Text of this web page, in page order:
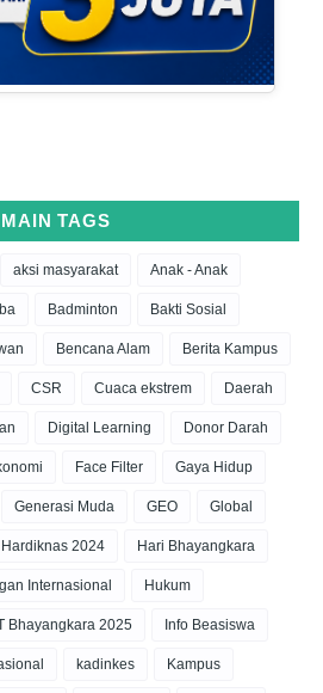
MAIN TAGS
aksi masyarakat Anak - Anak
Badminton Bakti Sosial
Bencana Alam Berita Kampus
CSR Cuaca ekstrem Daerah
Digital Learning Donor Darah
Face Filter Gaya Hidup
Generasi Muda GEO Global
Hardiknas 2024 Hari Bhayangkara
Internasional Hukum
Bhayangkara 2025 Info Beasiswa
kadinkes Kampus